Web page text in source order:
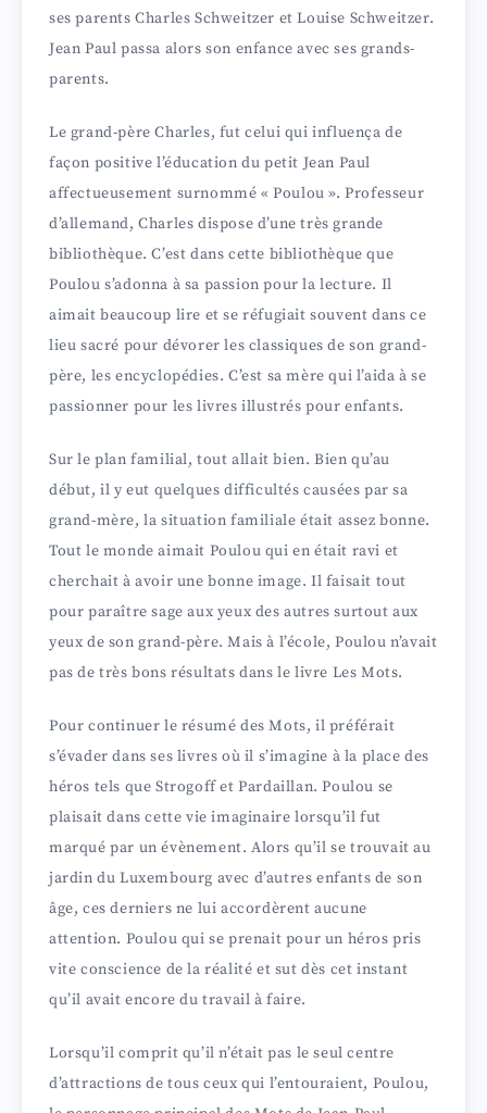
ses parents Charles Schweitzer et Louise Schweitzer.
Jean Paul passa alors son enfance avec ses grands-
parents.
Le grand-père Charles, fut celui qui influença de
façon positive l’éducation du petit Jean Paul
affectueusement surnommé « Poulou ». Professeur
d’allemand, Charles dispose d’une très grande
bibliothèque. C’est dans cette bibliothèque que
Poulou s’adonna à sa passion pour la lecture. Il
aimait beaucoup lire et se réfugiait souvent dans ce
lieu sacré pour dévorer les classiques de son grand-
père, les encyclopédies. C’est sa mère qui l’aida à se
passionner pour les livres illustrés pour enfants.
Sur le plan familial, tout allait bien. Bien qu’au
début, il y eut quelques difficultés causées par sa
grand-mère, la situation familiale était assez bonne.
Tout le monde aimait Poulou qui en était ravi et
cherchait à avoir une bonne image. Il faisait tout
pour paraître sage aux yeux des autres surtout aux
yeux de son grand-père. Mais à l’école, Poulou n’avait
pas de très bons résultats dans le livre Les Mots.
Pour continuer le résumé des Mots, il préférait
s’évader dans ses livres où il s’imagine à la place des
héros tels que Strogoff et Pardaillan. Poulou se
plaisait dans cette vie imaginaire lorsqu’il fut
marqué par un évènement. Alors qu’il se trouvait au
jardin du Luxembourg avec d’autres enfants de son
âge, ces derniers ne lui accordèrent aucune
attention. Poulou qui se prenait pour un héros pris
vite conscience de la réalité et sut dès cet instant
qu’il avait encore du travail à faire.
Lorsqu’il comprit qu’il n’était pas le seul centre
d’attractions de tous ceux qui l’entouraient, Poulou,